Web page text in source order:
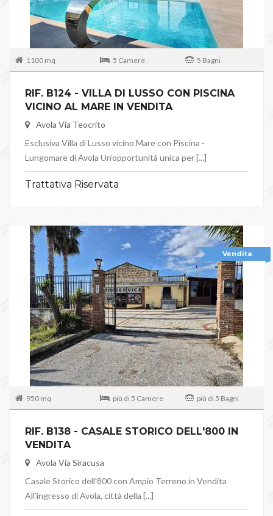
1100 mq 5 Camere 5 Bagni
RIF. B124 - VILLA DI LUSSO CON PISCINA
VICINO AL MARE IN VENDITA
Avola Via Teocrito
Esclusiva Villa di Lusso vicino Mare con Piscina -
Lungomare di Avola Un'opportunità unica per [...]
Trattativa Riservata
Vendita
950 mq più di 5 Camere più di 5 Bagni
RIF. B138 - CASALE STORICO DELL'800 IN
VENDITA
Avola Via Siracusa
Casale Storico dell'800 con Ampio Terreno in Vendita
All'ingresso di Avola, città della [...]